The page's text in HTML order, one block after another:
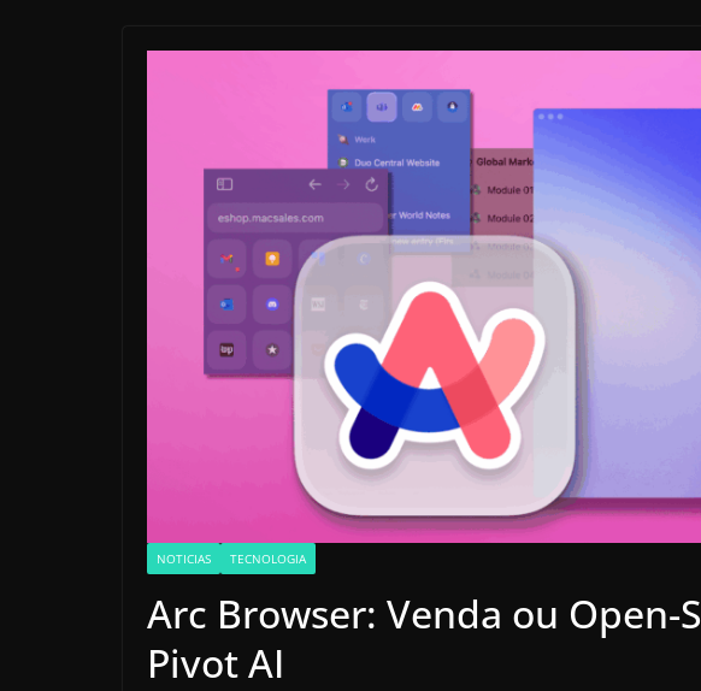
NOTICIAS TECNOLOGIA
Arc Browser: Venda ou Open-
Pivot AI